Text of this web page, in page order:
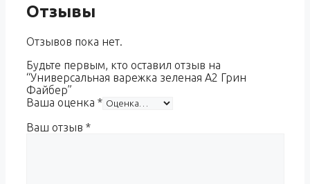
Отзывы
Отзывов пока нет.
Будьте первым, кто оставил отзыв на
“Универсальная варежка зеленая A2 Грин
Файбер”
Ваша оценка *
Ваш отзыв *